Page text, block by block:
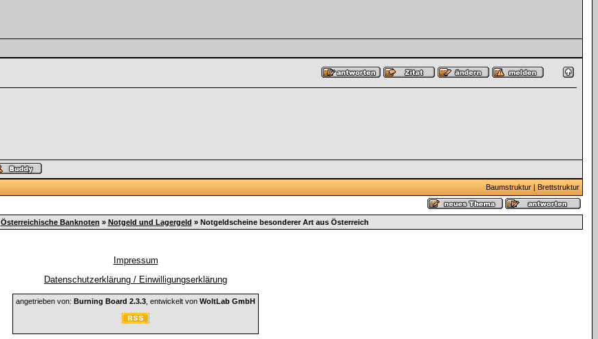
Baumstruktur| Brettstruktur
Österreichische Banknoten » Notgeld und Lagergeld » Notgeldscheine besonderer Art aus Österreich
Impressum
Datenschutzerklärung / Einwilligungserklärung
angetrieben von: Burning Board 2.3.3 , entwickelt von WoltLab GmbH